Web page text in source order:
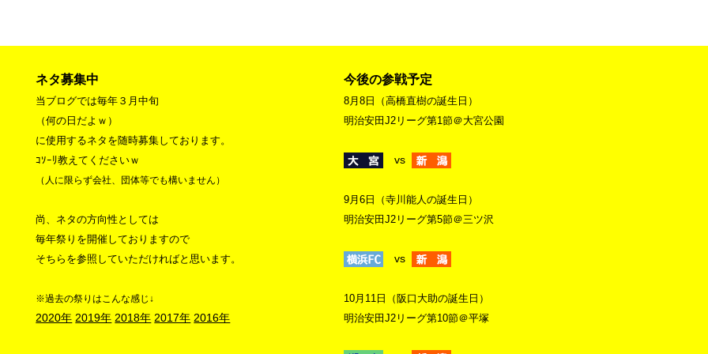
ネタ募集中
当ブログでは毎年３月中旬
（何の日だよｗ）
に使用するネタを随時募集しております。
ｺｿｰﾘ教えてくださいｗ
（人に限らず会社、団体等でも構いません）
尚、ネタの方向性としては
毎年祭りを開催しておりますので
そちらを参照していただければと思います。
※過去の祭りはこんな感じ↓
2020年 2019年 2018年 2017年 2016年
今後の参戦予定
8月8日（高橋直樹の誕生日）
明治安田J2リーグ第1節＠大宮公園
vs
9月6日（寺川能人の誕生日）
明治安田J2リーグ第5節＠三ツ沢
vs
10月11日（阪口大助の誕生日）
明治安田J2リーグ第10節＠平塚